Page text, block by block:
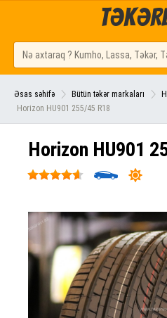
Əsas səhifə Bütün təkər markaları
Horizon HU901 255/45 R18
Horizon HU901